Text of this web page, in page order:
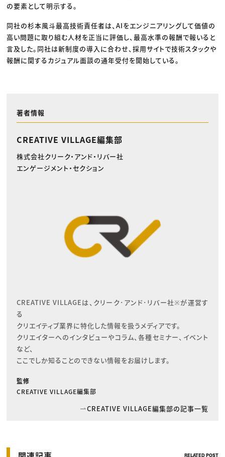
の要素として明示する。
同社の杉本風斗最高技術責任者は、AIをエンジニアリングして価値の
高い問題に取り組む人材を正当に評価し、最高水準の報酬で報いると
言及した。同社は新制度の導入に合わせ、採用サイトで技術スタックや
報酬に関するカジュアル面談の通年受付を開始している。
著者情報
CREATIVE VILLAGE編集部
株式会社クリーク・アンド・リバー社
エンゲージメント・セクション
CREATIVE VILLAGEは、クリーク･アンド･リバー社※が運営す
る
クリエイティブ業界に特化した情報を扱うメディアです。
クリエイターへのインタビューやコラム、各種セミナー、イベント
など、
ここでしか知ることのできない情報をお届けします。
監修
CREATIVE VILLAGE編集部
CREATIVE VILLAGE編集部の記事一覧
RELATED POST